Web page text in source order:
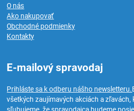
O nás
Ako nakupovať
Obchodné podmienky
Kontakty
E-mailový spravodaj
Prihláste sa k odberu nášho newsletteru.
všetkých zaujímavých akciách a zľavách,